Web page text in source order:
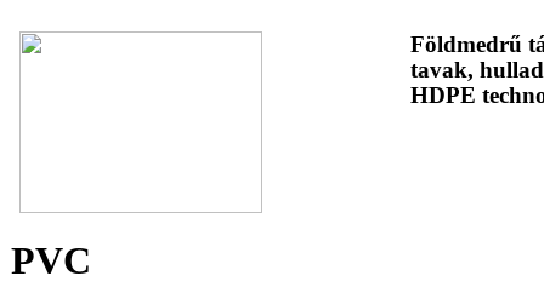
Földmedrű
tavak,
HDPE
PVC